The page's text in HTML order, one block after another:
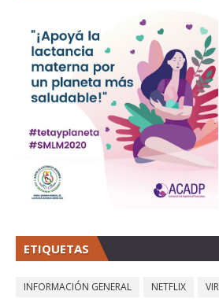
ETIQUETAS
INFORMACIÓN GENERAL NETFLIX